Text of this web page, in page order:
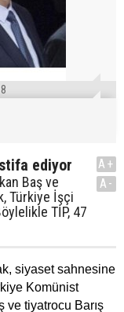
ediyor
Baş ve
Türkiye İşçi
TİP, 47
A+
A-
siyaset sahnesine
Komünist
ve tiyatrocu Barış